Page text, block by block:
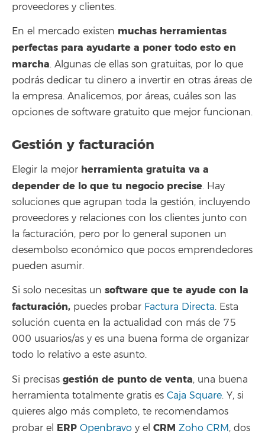
proveedores y clientes.
En el mercado existen muchas herramientas
perfectas para ayudarte a poner todo esto en
marcha. Algunas de ellas son gratuitas, por lo que
podrás dedicar tu dinero a invertir en otras áreas de
la empresa. Analicemos, por áreas, cuáles son las
opciones de software gratuito que mejor funcionan.
Gestión y facturación
Elegir la mejor herramienta gratuita va a
depender de lo que tu negocio precise. Hay
soluciones que agrupan toda la gestión, incluyendo
proveedores y relaciones con los clientes junto con
la facturación, pero por lo general suponen un
desembolso económico que pocos emprendedores
pueden asumir.
Si solo necesitas un software que te ayude con la
facturación, puedes probar Factura Directa. Esta
solución cuenta en la actualidad con más de 75
000 usuarios/as y es una buena forma de organizar
todo lo relativo a este asunto.
Si precisas gestión de punto de venta, una buena
herramienta totalmente gratis es Caja Square. Y, si
quieres algo más completo, te recomendamos
probar el ERP Openbravo y el CRM Zoho CRM, dos